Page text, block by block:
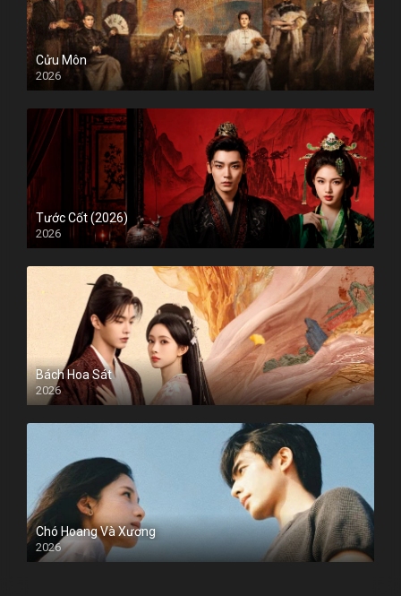
Cửu Môn
2026
Tước Cốt (2026)
2026
Bách Hoa Sát
2026
Chó Hoang Và Xương
2026